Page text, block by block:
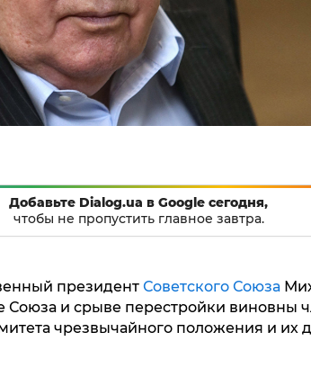
Добавьте Dialog.ua в Google сегодня,
чтобы не пропустить главное завтра.
президент Советского Союза
Союза и срыве перестройки виновны
чрезвычайного положения и их